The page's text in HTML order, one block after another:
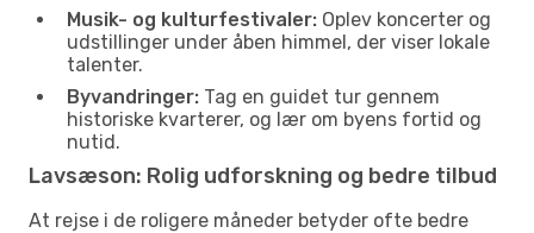
Musik- og kulturfestivaler: Oplev koncerter og
udstillinger under åben himmel, der viser lokale
talenter.
Byvandringer: Tag en guidet tur gennem
historiske kvarterer, og lær om byens fortid og
nutid.
Lavsæson: Rolig udforskning og bedre tilbud
At rejse i de roligere måneder betyder ofte bedre